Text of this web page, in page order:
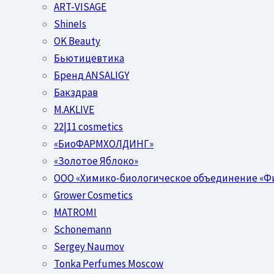
ART-VISAGE
ShineIs
OK Beauty
Бьютицевтика
Бренд ANSALIGY
Бакздрав
M.AKLIVE
22|11 cosmetics
«БиоФАРМХОЛДИНГ»
«Золотое Яблоко»
OOO «Химико-биологическое объединение
Grower Cosmetics
MATROMI
Schonemann
Sergey Naumov
Tonka Perfumes Moscow